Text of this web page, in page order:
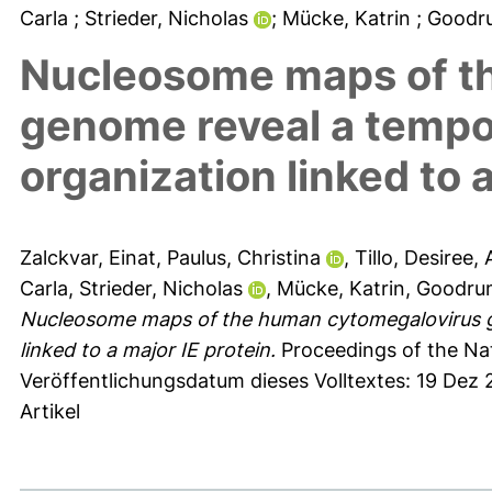
Carla ; Strieder, Nicholas ; Mücke, Katrin ;
Nucleosome maps of
genome reveal a
organization linked to
Zalckvar, Einat, Paulus, Christina , Tillo, Desiree,
Carla, Strieder, Nicholas , Mücke, Katrin,
Nucleosome maps of the human
linked to a major IE protein. Proceedings of the
Veröffentlichungsdatum dieses Volltextes: 19 Dez
Artikel